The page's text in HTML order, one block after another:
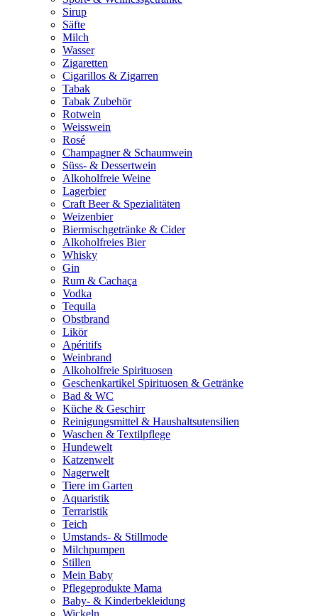
Sirup
Säfte
Milch
Wasser
Zigaretten
Cigarillos & Zigarren
Tabak
Tabak Zubehör
Rotwein
Weisswein
Rosé
Champagner & Schaumwein
Süss- & Dessertwein
Alkoholfreie Weine
Lagerbier
Craft Beer & Spezialitäten
Weizenbier
Biermischgetränke & Cider
Alkoholfreies Bier
Whisky
Gin
Rum & Cachaça
Vodka
Tequila
Obstbrand
Likör
Apéritifs
Weinbrand
Alkoholfreie Spirituosen
Geschenkartikel Spirituosen & Getränke
Bad & WC
Küche & Geschirr
Reinigungsmittel & Haushaltsutensilien
Waschen & Textilpflege
Hundewelt
Katzenwelt
Nagerwelt
Tiere im Garten
Aquaristik
Terraristik
Teich
Umstands- & Stillmode
Milchpumpen
Stillen
Mein Baby
Pflegeprodukte Mama
Baby- & Kinderbekleidung
Wickeln